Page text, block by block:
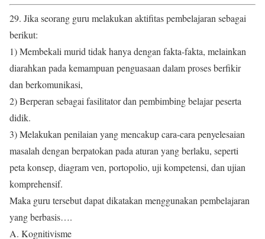
29. Jika seorang guru melakukan aktifitas pembelajaran sebagai
berikut:
1) Membekali murid tidak hanya dengan fakta-fakta, melainkan
diarahkan pada kemampuan penguasaan dalam proses berfikir
dan berkomunikasi,
2) Berperan sebagai fasilitator dan pembimbing belajar peserta
didik.
3) Melakukan penilaian yang mencakup cara-cara penyelesaian
masalah dengan berpatokan pada aturan yang berlaku, seperti
peta konsep, diagram ven, portopolio, uji kompetensi, dan ujian
komprehensif.
Maka guru tersebut dapat dikatakan menggunakan pembelajaran
yang berbasis….
A. Kognitivisme